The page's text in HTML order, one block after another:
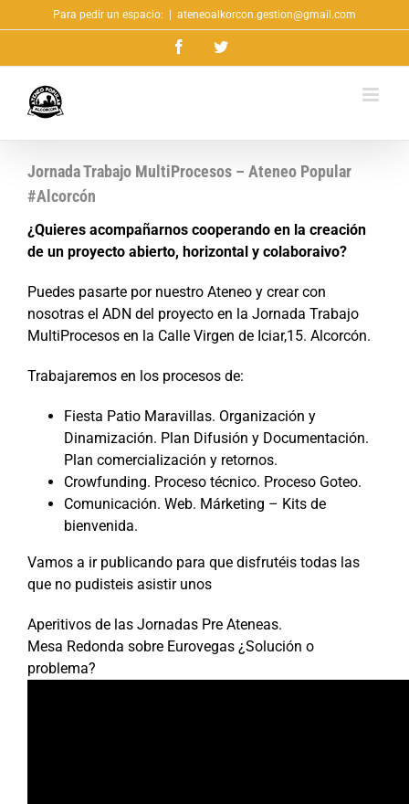
al
Para pedir un espacio: ateneoalkorcon.gestion@gmail.com
FacebookTwitter
Jornada Trabajo MultiProcesos – Ateneo Popular
#Alcorcón
¿Quieres acompañarnos cooperando en la creación
de un proyecto abierto, horizontal y colaboraivo?
Puedes pasarte por nuestro Ateneo y crear con
nosotras el ADN del proyecto en la Jornada Trabajo
MultiProcesos en la Calle Virgen de Iciar,15. Alcorcón.
Trabajaremos en los procesos de:
Fiesta Patio Maravillas. Organización y
Dinamización. Plan Difusión y Documentación.
Plan comercialización y retornos.
Crowfunding. Proceso técnico. Proceso Goteo.
Comunicación. Web. Márketing – Kits de
bienvenida.
Vamos a ir publicando para que disfrutéis todas las
que no pudisteis asistir unos
Aperitivos de las Jornadas Pre Ateneas.
Mesa Redonda sobre Eurovegas ¿Solución o
problema?